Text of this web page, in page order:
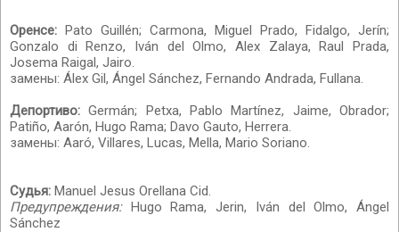
Оренсе: Pato Guillén; Carmona, Miguel Prado, Fidalgo, Jerín;
Gonzalo di Renzo, Iván del Olmo, Alex Zalaya, Raul Prada,
Josema Raigal, Jairo.
замены: Álex Gil, Ángel Sánchez, Fernando Andrada, Fullana.
Депортиво:Germán; Petxa, Pablo Martínez, Jaime, Obrador;
Patiño, Aarón, Hugo Rama; Davo Gauto, Herrera.
замены: Aaró, Villares, Lucas, Mella, Mario Soriano.
Судья: Manuel Jesus Orellana Cid.
Предупреждения: Hugo Rama, Jerin, Iván del Olmo, Ángel
Sánchez